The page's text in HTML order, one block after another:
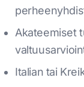
Akateemiset
Italian tai